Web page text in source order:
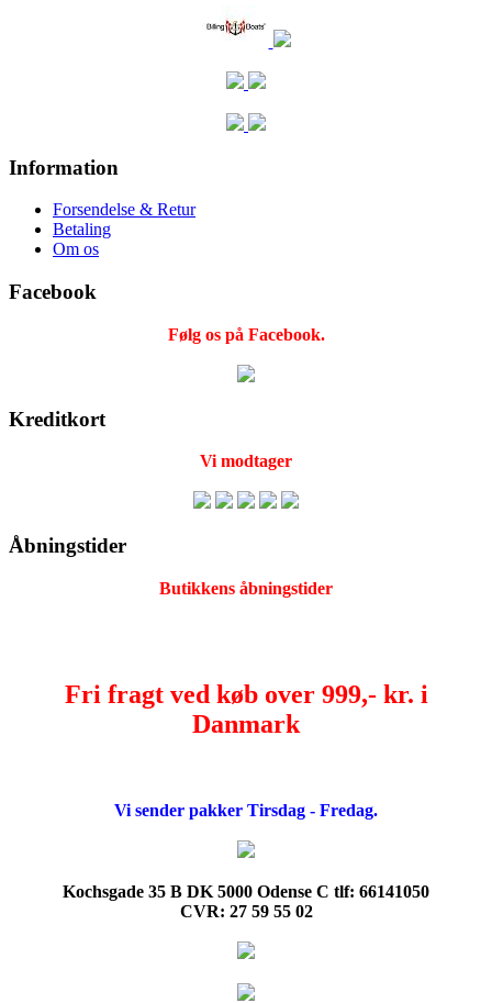
Information
Forsendelse & Retur
Betaling
Om os
Facebook
Følg os på Facebook.
Kreditkort
Vi modtager
Åbningstider
Butikkens åbningstider
Fri fragt ved køb over 999,- kr. i
Danmark
Vi sender pakker Tirsdag - Fredag.
Kochsgade 35 B DK 5000 Odense C tlf: 66141050
CVR: 27 59 55 02